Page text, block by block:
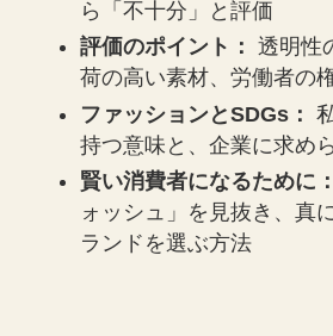
ら「不十分」と評価
評価のポイント： 透明性
荷の高い素材、労働者の
ファッションとSDGs：
持つ意味と、企業に求め
賢い消費者になるために：
ォッシュ」を見抜き、真
ランドを選ぶ方法